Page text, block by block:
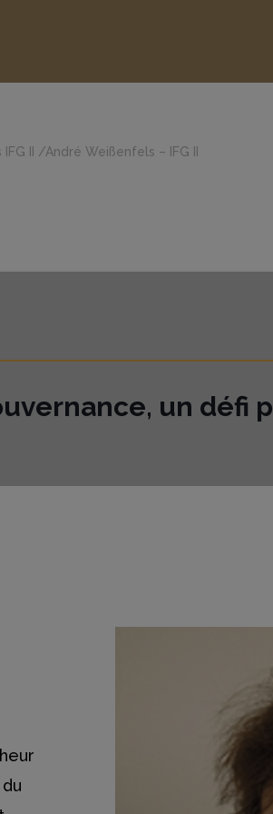
II /André Weißenfels – IFG II
un défi